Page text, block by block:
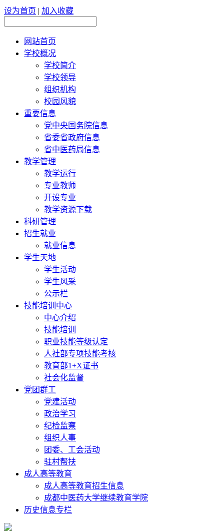
设为首页 | 加入收藏
网站首页
学校概况
学校简介
学校领导
组织机构
校园风貌
重要信息
党中央国务院信息
省委省政府信息
省中医药局信息
教学管理
教学运行
专业教师
开设专业
教学资源下载
科研管理
招生就业
就业信息
学生天地
学生活动
学生风采
公示栏
技能培训中心
中心介绍
技能培训
职业技能等级认定
人社部专项技能考核
教育部1+X证书
社会化监督
党团群工
党建活动
政治学习
纪检监察
组织人事
团委、工会活动
驻村帮扶
成人高等教育
成人高等教育招生信息
成都中医药大学继续教育学院
历史信息专栏